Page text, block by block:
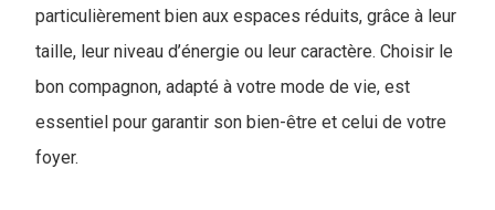
particulièrement bien aux espaces réduits, grâce à leur
taille, leur niveau d’énergie ou leur caractère. Choisir le
bon compagnon, adapté à votre mode de vie, est
essentiel pour garantir son bien-être et celui de votre
foyer.